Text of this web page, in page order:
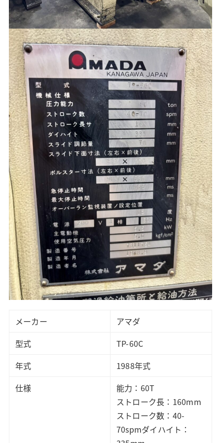
メーカー
アマダ
型式
TP-60C
年式
1988年式
仕様
能力：60T
ストローク長：160mm
ストローク数：40-
70spmダイハイト：